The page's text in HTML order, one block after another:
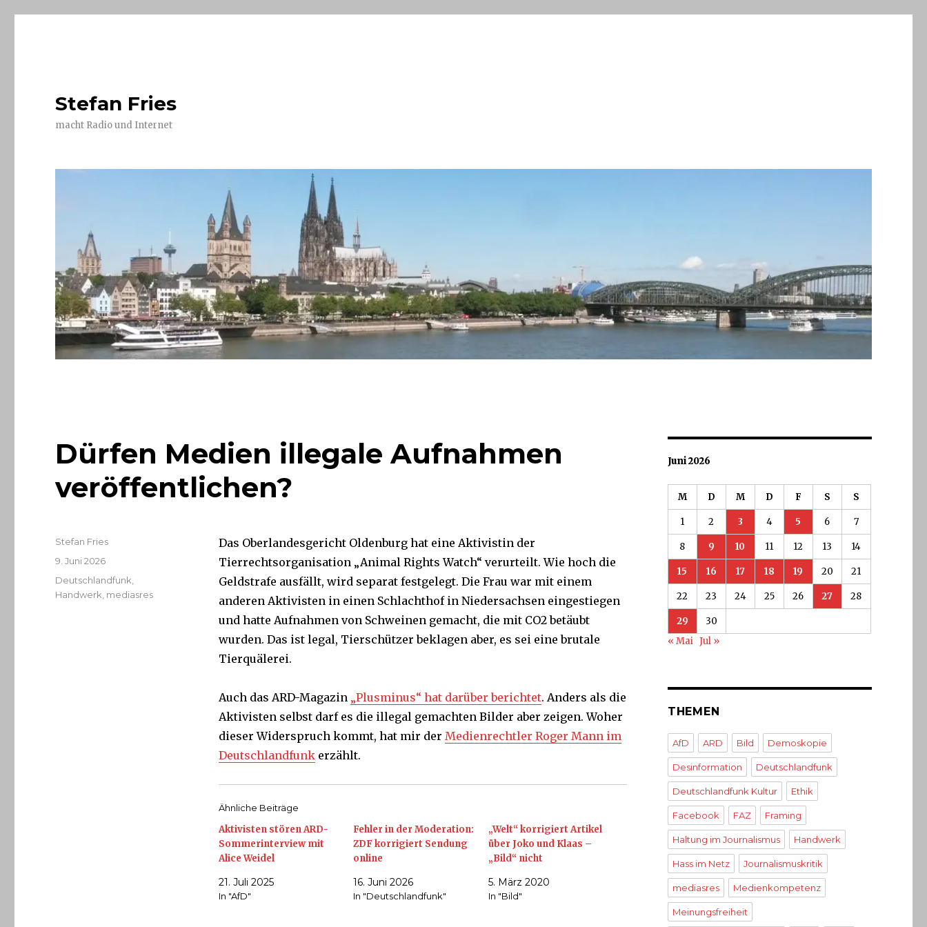
Stefan Fries
macht Radio und Internet
Dürfen Medien illegale Aufnahmen
veröffentlichen?
Das Oberlandesgericht Oldenburg hat eine Aktivistin der
Tierrechtsorganisation „Animal Rights Watch“ verurteilt. Wie hoch die
Geldstrafe ausfällt, wird separat festgelegt. Die Frau war mit einem
anderen Aktivisten in einen Schlachthof in Niedersachsen eingestiegen
und hatte Aufnahmen von Schweinen gemacht, die mit CO2 betäubt
wurden. Das ist legal, Tierschützer beklagen aber, es sei eine brutale
Tierquälerei.
Auch das ARD-Magazin „Plusminus“ hat darüber berichtet. Anders als die
Aktivisten selbst darf es die illegal gemachten Bilder aber zeigen. Woher
dieser Widerspruch kommt, hat mir der Medienrechtler Roger Mann im
Deutschlandfunkerzählt.
Ähnliche Beiträge
Aktivisten stören ARD-
Sommerinterview mit
Alice Weidel
21. Juli 2025
In "AfD"
Fehler in der Moderation:
ZDF korrigiert Sendung
online
16. Juni 2026
In "Deutschlandfunk"
„Welt“ korrigiert Artikel
über Joko und Klaas –
„Bild“ nicht
5. März 2020
In "Bild"
Autor
Stefan Fries
Veröffentlicht
9. Juni 2026
Kategorien
Deutschlandfunk
Handwerk mediasres
Juni 2026
M D M D F S S
1 2 3 4 5 6 7
8 9 10 11 12 13 14
15 16 17 18 19 20 21
22 23 24 25 26 27 28
29
30
« Mai Jul »
THEMEN
AfD ARD Bild Demoskopie
Desinformation Deutschlandfunk
Deutschlandfunk Kultur Ethik
Facebook FAZ Framing
Haltung im Journalismus Handwerk
Hass im Netz Journalismuskritik
mediasres Medienkompetenz
Meinungsfreiheit